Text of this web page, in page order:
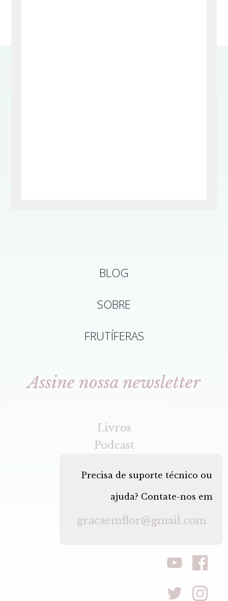
BLOG
SOBRE
FRUTÍFERAS
Assine nossa newsletter
Livros
Podcast
Precisa de suporte técnico ou
ajuda? Contate-nos em
gracaemflor@gmail.com